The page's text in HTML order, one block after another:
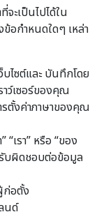
ะเป็นไปได้ใน
อกำหนดใดๆ เหล่า
ไซต์และ บันทึกโดย
าว์เซอร์ของคุณ
รตั้งค่าภาษาของคุณ
เรา” หรือ “ของ
บผิดชอบต่อข้อมูล
ก่อตั้ง
นด์